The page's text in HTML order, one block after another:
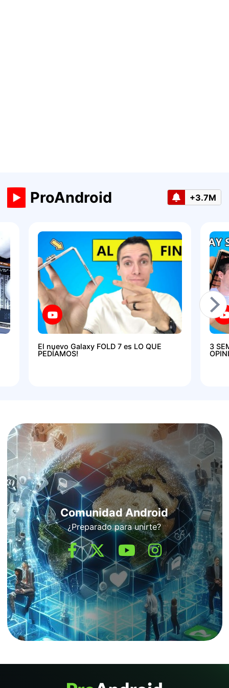
ProAndroid +3.7M
El nuevo Galaxy FOLD 7 es LO QUE
PEDÍAMOS!
3
Comunidad Android
¿Preparado para unirte?